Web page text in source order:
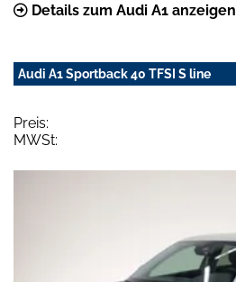
Details zum Audi A1 anzeigen
Audi A1 Sportback 40 TFSI S line
Preis:
MWSt: